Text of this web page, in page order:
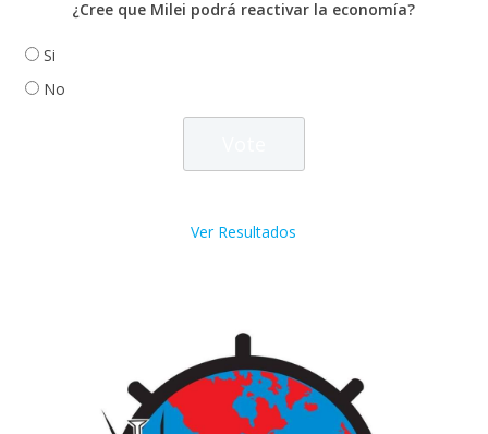
¿Cree que Milei podrá reactivar la economía?
Si
No
Ver Resultados